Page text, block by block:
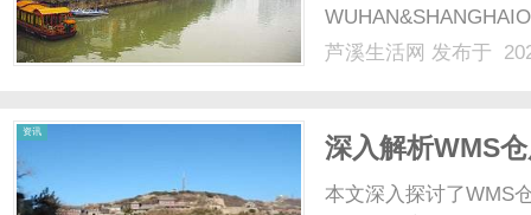
配镜的写字楼眼镜店
芦溪生活网 发布于
资讯
深入解析WMS
与应用
本文深入探讨了WMS